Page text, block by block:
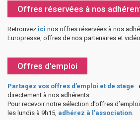
Offres réservées à nos
Retrouvez ici nos offres réservées à nos
Europresse, offres de nos partenaires et
Offres d’emploi
Partagez vos offres d’emploi et de stage :
directement à nos adhérents.
Pour recevoir notre sélection d’offres
les lundis à 9h15, adhérez à l’association.